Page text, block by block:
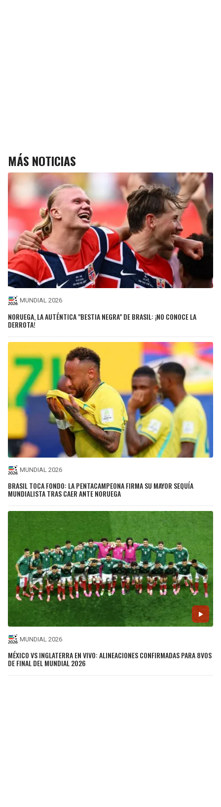
MÁS NOTICIAS
MUNDIAL 2026
NORUEGA, LA AUTÉNTICA "BESTIA NEGRA" DE BRASIL: ¡NO CONOCE LA
DERROTA!
MUNDIAL 2026
BRASIL TOCA FONDO: LA PENTACAMPEONA FIRMA SU MAYOR SEQUÍA
MUNDIALISTA TRAS CAER ANTE NORUEGA
MUNDIAL 2026
MÉXICO VS INGLATERRA EN VIVO: ALINEACIONES CONFIRMADAS PARA 8VOS
DE FINAL DEL MUNDIAL 2026